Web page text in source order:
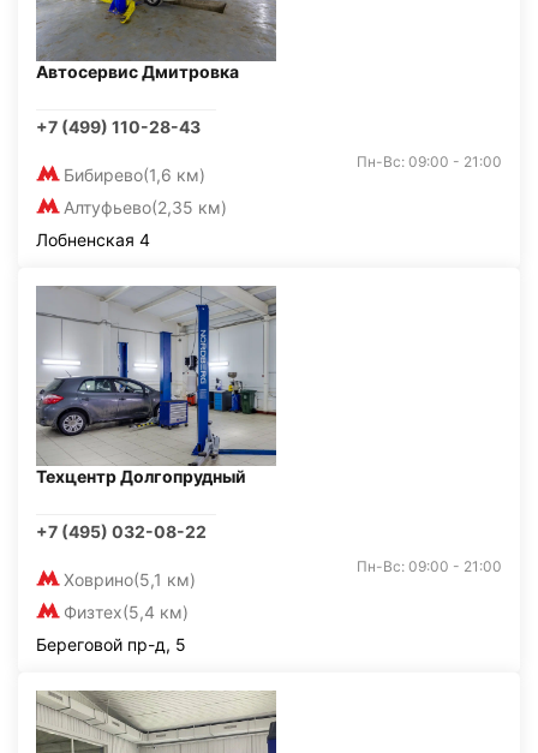
Автосервис Дмитровка
+7 (499) 110-28-43
Бибирево(1,6 км)
Алтуфьево(2,35 км)
Пн-Вс: 09:00 - 21:00
Лобненская 4
Техцентр Долгопрудный
+7 (495) 032-08-22
Ховрино(5,1 км)
Физтех(5,4 км)
Пн-Вс: 09:00 - 21:00
Береговой пр-д, 5